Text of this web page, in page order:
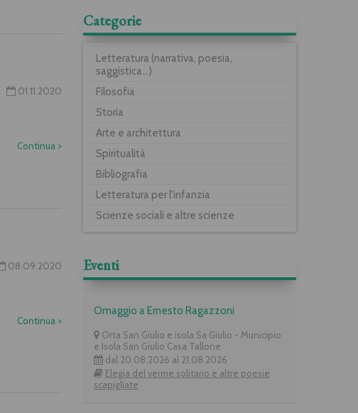
01.11.2020
Continua >
08.09.2020
Continua >
Categorie
Letteratura (narrativa, poesia,
saggistica...)
Filosofia
Storia
Arte e architettura
Spiritualità
Bibliografia
Letteratura per l'infanzia
Scienze sociali e altre scienze
Eventi
Omaggio a Ernesto Ragazzoni
Orta San Giulio e isola Sa Giulio - Municipio
e Isola San Giulio Casa Tallone
dal 20.08.2026 al 21.08.2026
Elegia del verme solitario e altre poesie
scapigliate